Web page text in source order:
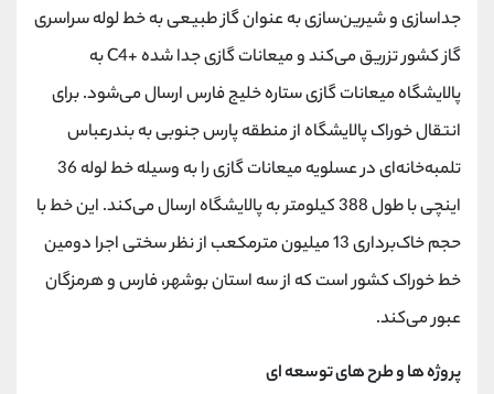
جداسازی و شیرین‌سازی به عنوان گاز طبیعی به خط لوله سراسری
گاز کشور تزریق می‌کند و میعانات گازی جدا شده +C4 به
پالایشگاه میعانات گازی ستاره خلیج فارس ارسال می‌شود. برای
انتقال خوراک پالایشگاه از منطقه پارس جنوبی به بندرعباس
تلمبه‌خانه‌ای در عسلویه میعانات گازی را به وسیله خط لوله 36
اینچی با طول 388 کیلومتر به پالایشگاه ارسال می‌کند. این خط با
حجم خاک‌برداری 13 میلیون مترمکعب از نظر سختی اجرا دومین
خط خوراک کشور است که از سه استان بوشهر، فارس و هرمزگان
عبور می‌کند.
پروژه ها و طرح های توسعه ای